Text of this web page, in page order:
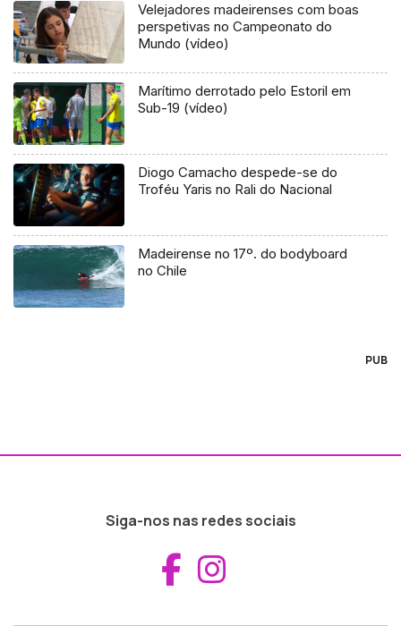
Velejadores madeirenses com boas
perspetivas no Campeonato do
Mundo (vídeo)
Marítimo derrotado pelo Estoril em
Sub-19 (vídeo)
Diogo Camacho despede-se do
Troféu Yaris no Rali do Nacional
Madeirense no 17º. do bodyboard
no Chile
PUB
Siga-nos nas redes sociais
Aceder ao